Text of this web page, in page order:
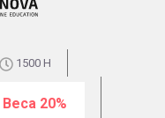
1500 H
Beca 20%